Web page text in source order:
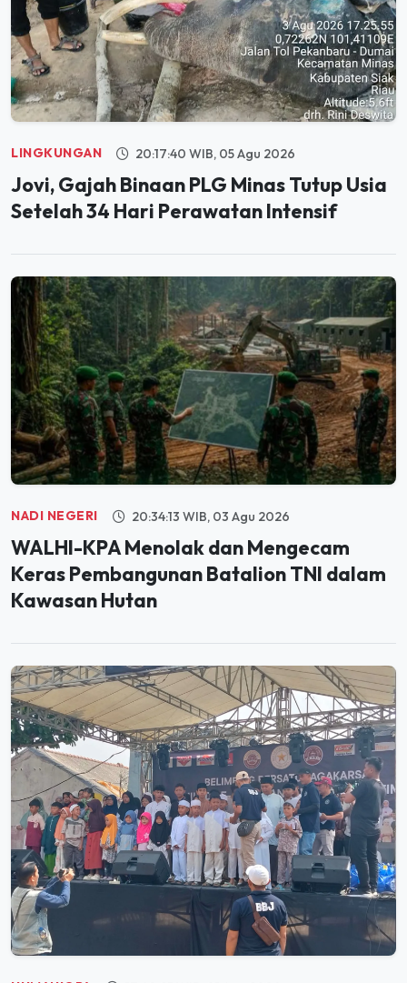
LINGKUNGAN 20:17:40 WIB, 05 Agu 2026
Jovi, Gajah Binaan PLG Minas Tutup Usia
Setelah 34 Hari Perawatan Intensif
NADI NEGERI 20:34:13 WIB, 03 Agu 2026
WALHI-KPA Menolak dan Mengecam
Keras Pembangunan Batalion TNI dalam
Kawasan Hutan